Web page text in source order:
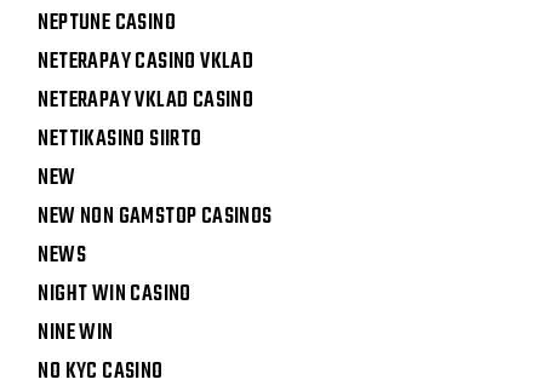
NEPTUNE CASINO
NETERAPAY CASINO VKLAD
NETERAPAY VKLAD CASINO
NETTIKASINO SIIRTO
NEW
NEW NON GAMSTOP CASINOS
NEWS
NIGHT WIN CASINO
NINE WIN
NO KYC CASINO